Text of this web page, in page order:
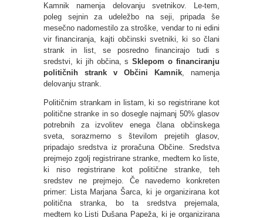
Kamnik namenja delovanju svetnikov. Le-tem,
poleg sejnin za udeležbo na seji, pripada še
mesečno nadomestilo za stroške, vendar to ni edini
vir financiranja, kajti občinski svetniki, ki so člani
strank in list, se posredno financirajo tudi s
sredstvi, ki jih občina, sSklepom o financiranju
političnih strank v Občini Kamnik , namenja
delovanju strank.
Političnim strankam in listam, ki so registrirane kot
politične stranke in so dosegle najmanj 50% glasov
potrebnih za izvolitev enega člana občinskega
sveta, sorazmerno s številom prejetih glasov,
pripadajo sredstva iz proračuna Občine. Sredstva
prejmejo zgolj registrirane stranke, medtem ko liste,
ki niso registrirane kot politične stranke, teh
sredstev ne prejmejo. Če navedemo konkreten
primer: Lista Marjana Šarca, ki je organizirana kot
politična stranka, bo ta sredstva prejemala,
medtem ko Listi Dušana Papeža, ki je organizirana